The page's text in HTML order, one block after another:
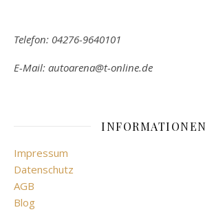
Telefon: 04276-9640101
E-Mail: autoarena@t-online.de
INFORMATIONEN
Impressum
Datenschutz
AGB
Blog